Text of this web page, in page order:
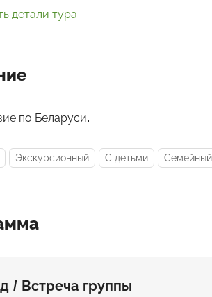
детали тура
по Беларуси.
Экскурсионный С детьми Семейный
/ Встреча группы